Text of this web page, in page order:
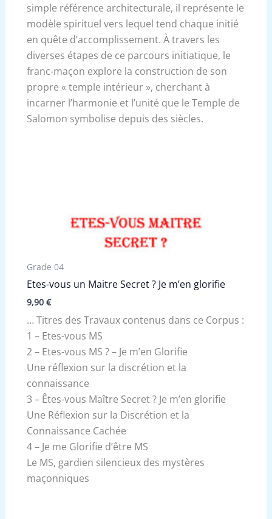
simple référence architecturale, il représente le
modèle spirituel vers lequel tend chaque initié
en quête d’accomplissement. À travers les
diverses étapes de ce parcours initiatique, le
franc-maçon explore la construction de son
propre « temple intérieur », cherchant à
incarner l’harmonie et l’unité que le Temple de
Salomon symbolise depuis des siècles.
Grade 04
Etes-vous un Maitre Secret ? Je m’en glorifie
9,90 €
… Titres des Travaux contenus dans ce Corpus :
1 – Etes-vous MS
2 – Etes-vous MS ? – Je m’en Glorifie
Une réflexion sur la discrétion et la
connaissance
3 – Êtes-vous Maître Secret ? Je m’en glorifie
Une Réflexion sur la Discrétion et la
Connaissance Cachée
4 – Je me Glorifie d’être MS
Le MS, gardien silencieux des mystères
maçonniques